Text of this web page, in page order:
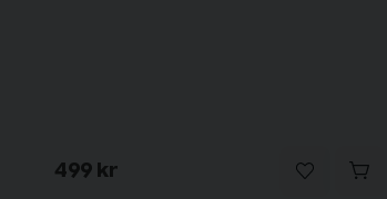
499 kr